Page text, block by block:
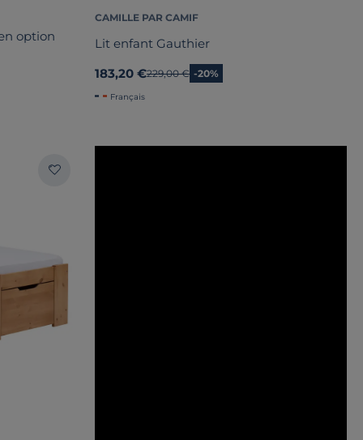
option
CAMILLE PAR CAMIF
Lit enfant Gauthier
183,20 €Ancien prix
229,00 € -20%
Français